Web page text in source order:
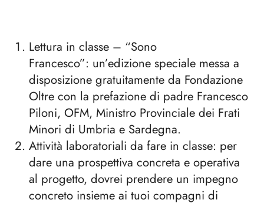
Lettura in classe – “Sono
Francesco”: un’edizione speciale messa a
disposizione gratuitamente da Fondazione
Oltre con la prefazione di padre Francesco
Piloni, OFM, Ministro Provinciale dei Frati
Minori di Umbria e Sardegna.
Attività laboratoriali da fare in classe: per
dare una prospettiva concreta e operativa
al progetto, dovrei prendere un impegno
concreto insieme ai tuoi compagni di